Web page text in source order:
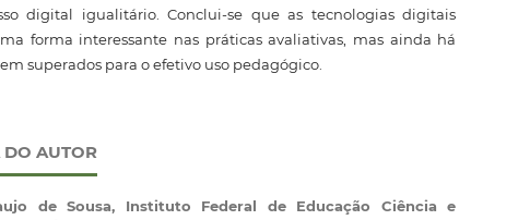
digital igualitário. Conclui-se que as tecnologias digitais
forma interessante nas práticas avaliativas, mas ainda há
superados para o efetivo uso pedagógico.
DO AUTOR
de Sousa, Instituto Federal de Educação Ciência e